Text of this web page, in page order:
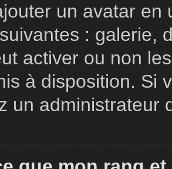
un avatar en
: galerie,
activer ou non
à disposition. Si
un administrateur